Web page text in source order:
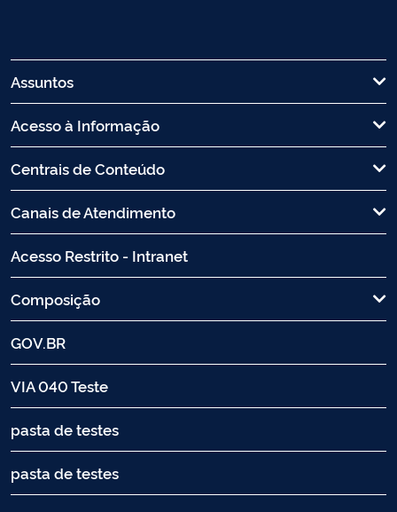
Assuntos
Acesso à Informação
Centrais de Conteúdo
Canais de Atendimento
Acesso Restrito - Intranet
Composição
GOV.BR
VIA 040 Teste
pasta de testes
pasta de testes